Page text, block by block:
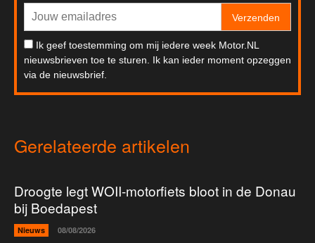
Verzenden
Ik geef toestemming om mij iedere week Motor.NL
nieuwsbrieven toe te sturen. Ik kan ieder moment opzeggen
via de nieuwsbrief.
Gerelateerde artikelen
Droogte legt WOII-motorfiets bloot in de Donau
bij Boedapest
Nieuws 08/08/2026